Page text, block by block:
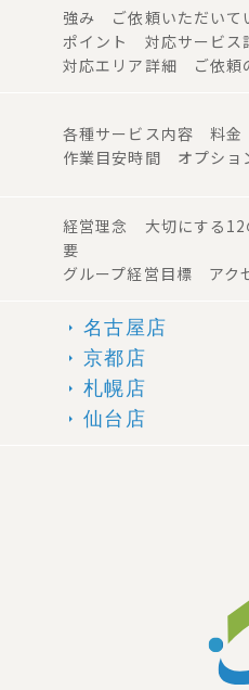
強み ご依頼いただいて
ポイント 対応サービ
対応エリア詳細 ご依頼
各種サービス内容 料金
作業目安時間 オプショ
経営理念 大切にする
要
グループ経営目標 アク
arrow_right 名古屋店
arrow_right 京都店
arrow_right 札幌店
arrow_right 仙台店